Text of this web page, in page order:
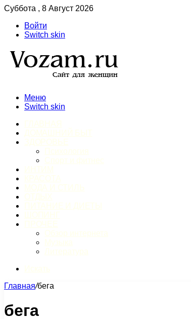
Суббота , 8 Август 2026
Войти
Switch skin
Меню
Switch skin
Главная/бега
бега